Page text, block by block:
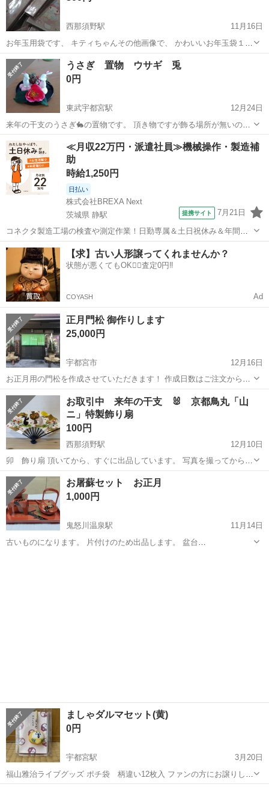
西那須野駅
11月16日
お年玉用袋です、 キティちゃんその他画像で、 かわいいお年玉袋１３
袋です、 １袋に１０枚くらい入っています、 未開封なので数えていま
せん
栃木 那須塩原市 西那須野駅 年中行事用品
キティちゃん
うさぎ 置物 ウサギ 兎
0円
東武宇都宮駅
12月24日
来年の干支のうさぎ🐇の置物です。 頂き物ですが飾る場所が無いので
飾っていただける方にお譲りします。 皿14cm、うさぎの高さ9cm位
買い物ついでに取りに来てくださる方優先です。
栃木 宇都宮市 東武宇都宮駅 年中行事用品 うさぎ
≪月収22万円・派遣社員≫機械操作・製造補
助
時給1,250円
日払い
株式会社BREXA Next
茨城県 静駅
提携サイト 7月21日
コネクタ製造工場の検査や測定作業！日勤専属＆土日祝休み＆年間休
日128日★クリーンルーム内作業★マイカー通勤OK＆無料駐車場あり
★就業先食堂利用可！日払い制度あり！《茨城県常陸大宮市》 人気の
工場のお仕事 ◇コネクタ製造工...
茨城 常陸大宮市 静駅 その他
【求】古い人形譲ってくれませんか？
状態が悪くてもOK🙆‍♀️査定0円‼️
COYASH Ad
正月門松 御作りします
25,000円
宇都宮市
12月16日
お正月用の門松を作成させていただきます！ 作成日数はご注文から１
週間ほどです。 出来栄えは添付画像をご確認ください。 全長…約160
センチ 横幅・奥行…約80センチ 配送・引揚はご相談ください。 一
応、宇...
栃木 宇都宮市 年中行事用品 地域
お取引中 来年の干支 🐰 京都鳥丸「山
ニ」特製飾り扇
100円
西那須野駅
12月10日
卯 飾り扇 頂いてから、すぐに出品しています。 写真を撮ってから、
早急に収納致しました。 飾りを立てるスタンドもついています。 ノー
クレーム ノーリターン 我が家に喫煙者いません。 ペット飼育してい
ません。 クスリ...
栃木 那須塩原市 西那須野駅 年中行事用品
お屠蘇セット お正月
1,000円
鬼怒川温泉駅
11月14日
古いものになります。 片付けのため出品します。 盆台
ましゃダルマセット(黄)
0円
宇都宮駅
3月20日
福山雅治ライブグッズ ポチ袋 柄違い12枚入 ファンの方にお譲りしま